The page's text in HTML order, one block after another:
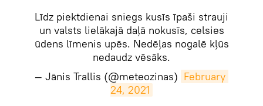
Līdz piektdienai sniegs kusīs īpaši strauji
un valsts lielākajā daļā nokusīs, celsies
ūdens līmenis upēs. Nedēļas nogalē kļūs
nedaudz vēsāks.
— Jānis Trallis (@meteozinas) February
24, 2021